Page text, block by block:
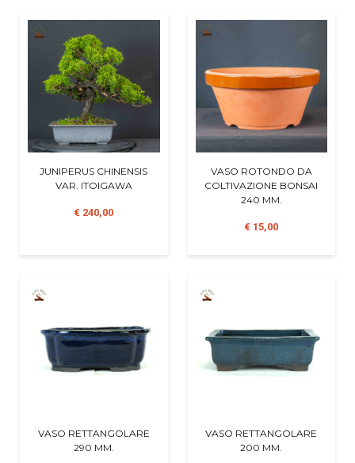
JUNIPERUS CHINENSIS
VAR. ITOIGAWA
€ 240,00
VASO ROTONDO DA
COLTIVAZIONE BONSAI
240 MM.
€ 15,00
VASO RETTANGOLARE
290 MM.
VASO RETTANGOLARE
200 MM.